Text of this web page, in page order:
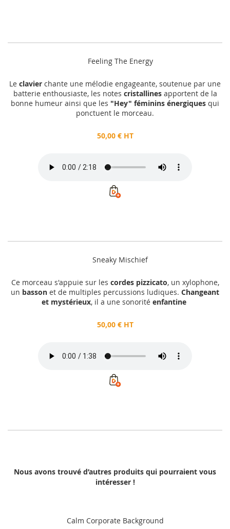
Feeling The Energy
Le clavier chante une mélodie engageante, soutenue par une
batterie enthousiaste, les notes cristallinesapportent de la
bonne humeur ainsi que les "Hey" féminins énergiques qui
ponctuent le morceau.
50,00 € HT
Sneaky Mischief
Ce morceau s'appuie sur les cordes pizzicato, un xylophone,
un basson et de multiples percussions ludiques. Changeant
et mystérieux, il a une sonorité enfantine
50,00 € HT
Nous avons trouvé d’autres produits qui pourraient vous
intéresser !
Calm Corporate Background